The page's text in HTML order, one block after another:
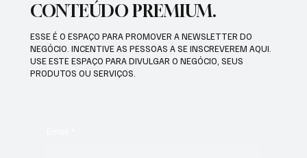
CONTEÚDO PREMIUM.
ESSE É O ESPAÇO PARA PROMOVER A NEWSLETTER DO
NEGÓCIO. INCENTIVE AS PESSOAS A SE INSCREVEREM AQUI.
USE ESTE ESPAÇO PARA DIVULGAR O NEGÓCIO, SEUS
PRODUTOS OU SERVIÇOS.